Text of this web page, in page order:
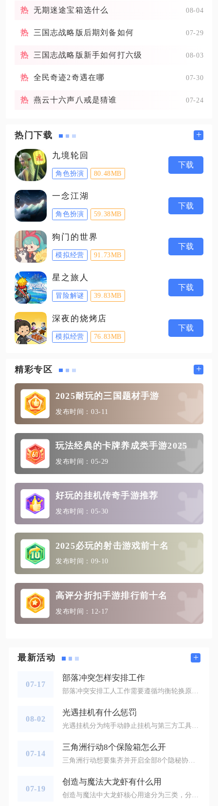
无期迷途宝箱选什么 08-04
三国志战略版后期刘备如何 07-29
三国志战略版新手如何打六级 08-03
全民奇迹2奇遇在哪 07-30
燕云十六声八戒是猜谁 07-24
热门下载 +
九境轮回
角色扮演 80.48MB
下载
一念江湖
角色扮演 59.38MB
下载
狗门的世界
模拟经营 91.73MB
下载
星之旅人
冒险解谜 39.83MB
下载
深夜的烧烤店
模拟经营 76.83MB
下载
精彩专区 +
2025耐玩的三国题材手游
发布时间：03-11
玩法经典的卡牌养成类手游2025
发布时间：05-29
好玩的挂机传奇手游推荐
发布时间：05-30
2025必玩的射击游戏前十名
发布时间：09-10
高评分折扣手游排行前十名
发布时间：12-17
最新活动 +
07-17
部落冲突怎样安排工作
08-02
光遇挂机有什么惩罚
07-14
三角洲行动8个保险箱怎么开
07-19
创造与魔法大龙虾有什么用